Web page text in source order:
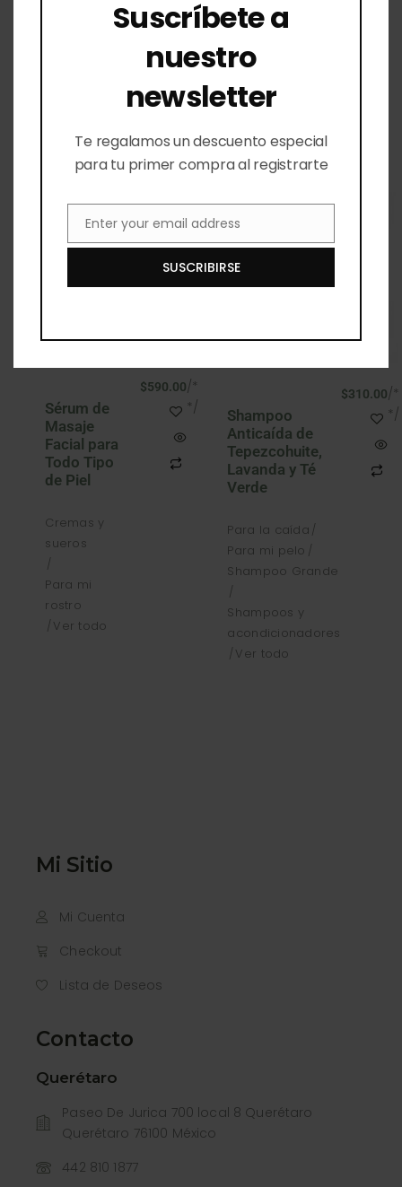
Mini shampoos y
Minis para viaje
Lavanda y Té
Verde
Mini shampoos y
acondicionadores
Minis para viaje
Ver todo
Sérum de
Masaje
Facial para
Todo Tipo
de Piel
Cremas y
sueros
Para mi
rostro
Ver todo
$590.00/*
*/
Shampoo
Anticaída de
Tepezcohuite,
Lavanda y Té
Verde
Para la caída
Para mi pelo
Shampoo Grande
Shampoos y
acondicionadores
Ver todo
$310.00/*
*/
Mi Sitio
Mi Cuenta
Checkout
Lista de Deseos
Contacto
Querétaro
Paseo De Jurica 700 local 8 Querétaro
Querétaro 76100 México
442 810 1877
Suscríbete a
nuestro
newsletter
Te regalamos un descuento especial
para tu primer compra al registrarte
EmailEnter your email address
SUSCRIBIRSE